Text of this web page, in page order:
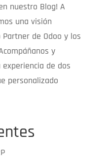
nuestro Blog! A
una visión
de Odoo y los
y
de dos
personalizado